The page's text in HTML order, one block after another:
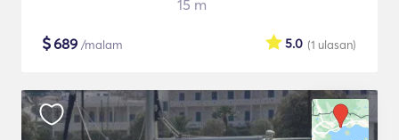
15 m
$689 /malam (1 ulasan)
5.0